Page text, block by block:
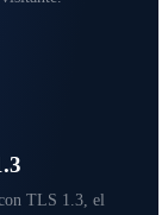
TLS 1.3, el